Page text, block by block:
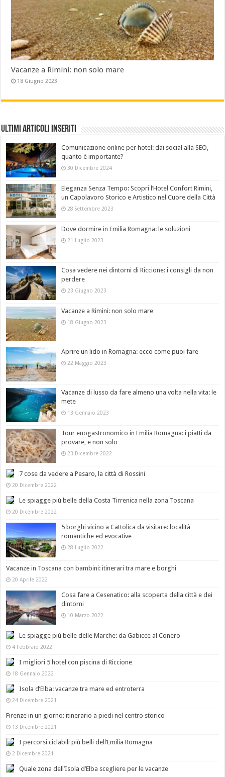
Vacanze a Rimini: non solo mare
18 Giugno 2023
Ultimi Articoli Inseriti
Comunicazione online per hotel: dai social alla SEO,
quanto è importante?
30 Dicembre 2024
Eleganza Senza Tempo: Scopri l’Hotel Confort Rimini,
un Capolavoro Storico e Artistico nel Cuore della Città
28 Settembre 2023
Dove dormire in Emilia Romagna: le soluzioni
21 Luglio 2023
Cosa vedere nei dintorni di Riccione: i consigli da non
perdere
23 Giugno 2023
Vacanze a Rimini: non solo mare
18 Giugno 2023
Aprire un lido in Romagna: ecco come puoi fare
22 Maggio 2023
Vacanze di lusso da fare almeno una volta nella vita: le
mete
13 Gennaio 2023
Tour enogastronomico in Emilia Romagna: i piatti da
provare, e non solo
23 Dicembre 2022
7 cose da vedere a Pesaro, la città di Rossini
20 Dicembre 2022
Le spiagge più belle della Costa Tirrenica nella zona Toscana
20 Dicembre 2022
5 borghi vicino a Cattolica da visitare: località
romantiche ed evocative
28 Luglio 2022
Vacanze in Toscana con bambini: itinerari tra mare e borghi
20 Aprile 2022
Cosa fare a Cesenatico: alla scoperta della città e dei
dintorni
10 Marzo 2022
Le spiagge più belle delle Marche: da Gabicce al Conero
4 Febbraio 2022
I migliori 5 hotel con piscina di Riccione
18 Gennaio 2022
Isola d’Elba: vacanze tra mare ed entroterra
24 Dicembre 2021
Firenze in un giorno: itinerario a piedi nel centro storico
13 Dicembre 2021
I percorsi ciclabili più belli dell’Emilia Romagna
2 Dicembre 2021
Quale zona dell’Isola d’Elba scegliere per le vacanze